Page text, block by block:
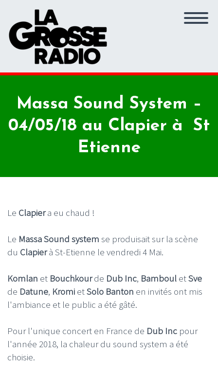
Massa Sound System –
04/05/18 au Clapier à St
Etienne
Le Clapiera eu chaud !
Le Massa Sound system se produisait sur la scène
du Clapierà St-Etienne le vendredi 4 Mai.
Komlan et Bouchkourde Dub Inc, Bamboul etSve
de Datune, Kromi etSolo Banton en invités ont mis
l'ambiance et le public a été gâté.
Pour l'unique concert en France de Dub Inc pour
l'année 2018, la chaleur du sound system a été
choisie.